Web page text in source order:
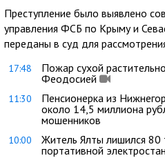
Преступление было выявлено
управления ФСБ по Крыму и
переданы в суд для
17:48
Пожар сухой
Феодосией
11:30
Пенсионерка из
около 14,5 миллиона
мошенников
10:00
Житель Ялты лишился 80
портативной